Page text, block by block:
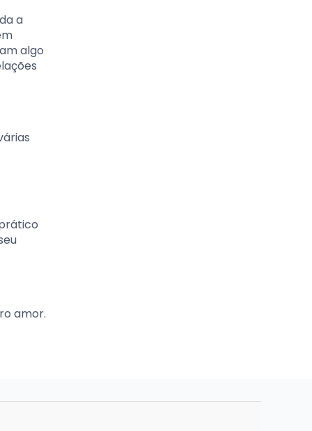
a
algo
amor.